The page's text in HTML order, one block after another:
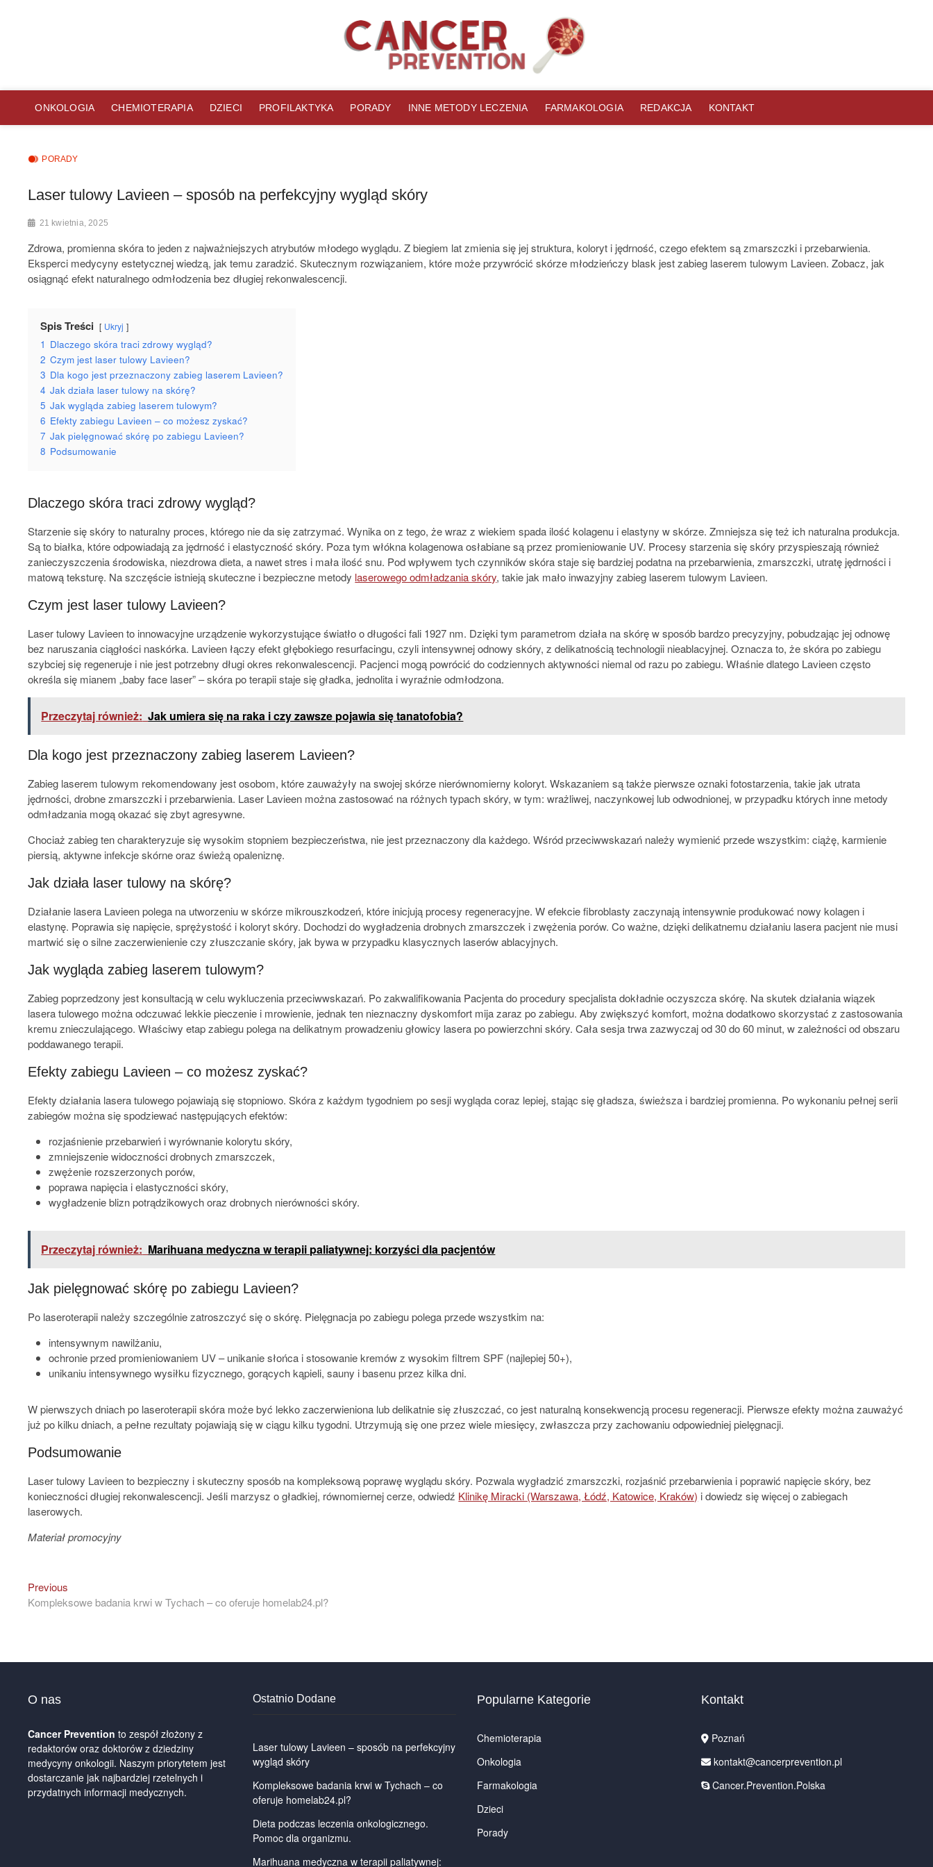
Cancer Prevention Polska
ONKOLOGIA CHEMIOTERAPIA DZIECI PROFILAKTYKA PORADY INNE METODY LECZENIA FARMAKOLOGIA REDAKCJA KONTAKT
PORADY
Laser tulowy Lavieen – sposób na perfekcyjny wygląd skóry
21 kwietnia, 2025
Zdrowa, promienna skóra to jeden z najważniejszych atrybutów młodego wyglądu. Z biegiem lat zmienia się jej struktura, koloryt i jędrność, czego efektem są zmarszczki i przebarwienia.
Eksperci medycyny estetycznej wiedzą, jak temu zaradzić. Skutecznym rozwiązaniem, które może przywrócić skórze młodzieńczy blask jest zabieg laserem tulowym Lavieen. Zobacz, jak
osiągnąć efekt naturalnego odmłodzenia bez długiej rekonwalescencji.
Spis Treści Ukryj
1 Dlaczego skóra traci zdrowy wygląd?
2 Czym jest laser tulowy Lavieen?
3 Dla kogo jest przeznaczony zabieg laserem Lavieen?
4 Jak działa laser tulowy na skórę?
5 Jak wygląda zabieg laserem tulowym?
6 Efekty zabiegu Lavieen – co możesz zyskać?
7 Jak pielęgnować skórę po zabiegu Lavieen?
8 Podsumowanie
Dlaczego skóra traci zdrowy wygląd?
Starzenie się skóry to naturalny proces, którego nie da się zatrzymać. Wynika on z tego, że wraz z wiekiem spada ilość kolagenu i elastyny w skórze. Zmniejsza się też ich naturalna produkcja.
Są to białka, które odpowiadają za jędrność i elastyczność skóry. Poza tym włókna kolagenowa osłabiane są przez promieniowanie UV. Procesy starzenia się skóry przyspieszają również
zanieczyszczenia środowiska, niezdrowa dieta, a nawet stres i mała ilość snu. Pod wpływem tych czynników skóra staje się bardziej podatna na przebarwienia, zmarszczki, utratę jędrności i
matową teksturę. Na szczęście istnieją skuteczne i bezpieczne metody laserowego odmładzania skóry, takie jak mało inwazyjny zabieg laserem tulowym Lavieen.
Czym jest laser tulowy Lavieen?
Laser tulowy Lavieen to innowacyjne urządzenie wykorzystujące światło o długości fali 1927 nm. Dzięki tym parametrom działa na skórę w sposób bardzo precyzyjny, pobudzając jej odnowę
bez naruszania ciągłości naskórka. Lavieen łączy efekt głębokiego resurfacingu, czyli intensywnej odnowy skóry, z delikatnością technologii nieablacyjnej. Oznacza to, że skóra po zabiegu
szybciej się regeneruje i nie jest potrzebny długi okres rekonwalescencji. Pacjenci mogą powrócić do codziennych aktywności niemal od razu po zabiegu. Właśnie dlatego Lavieen często
określa się mianem „baby face laser” – skóra po terapii staje się gładka, jednolita i wyraźnie odmłodzona.
Przeczytaj również: Jak umiera się na raka i czy zawsze pojawia się tanatofobia?
Dla kogo jest przeznaczony zabieg laserem Lavieen?
Zabieg laserem tulowym rekomendowany jest osobom, które zauważyły na swojej skórze nierównomierny koloryt. Wskazaniem są także pierwsze oznaki fotostarzenia, takie jak utrata
jędrności, drobne zmarszczki i przebarwienia. Laser Lavieen można zastosować na różnych typach skóry, w tym: wrażliwej, naczynkowej lub odwodnionej, w przypadku których inne metody
odmładzania mogą okazać się zbyt agresywne.
Chociaż zabieg ten charakteryzuje się wysokim stopniem bezpieczeństwa, nie jest przeznaczony dla każdego. Wśród przeciwwskazań należy wymienić przede wszystkim: ciążę, karmienie
piersią, aktywne infekcje skórne oraz świeżą opaleniznę.
Jak działa laser tulowy na skórę?
Działanie lasera Lavieen polega na utworzeniu w skórze mikrouszkodzeń, które inicjują procesy regeneracyjne. W efekcie fibroblasty zaczynają intensywnie produkować nowy kolagen i
elastynę. Poprawia się napięcie, sprężystość i koloryt skóry. Dochodzi do wygładzenia drobnych zmarszczek i zwężenia porów. Co ważne, dzięki delikatnemu działaniu lasera pacjent nie musi
martwić się o silne zaczerwienienie czy złuszczanie skóry, jak bywa w przypadku klasycznych laserów ablacyjnych.
Jak wygląda zabieg laserem tulowym?
Zabieg poprzedzony jest konsultacją w celu wykluczenia przeciwwskazań. Po zakwalifikowania Pacjenta do procedury specjalista dokładnie oczyszcza skórę. Na skutek działania wiązek
lasera tulowego można odczuwać lekkie pieczenie i mrowienie, jednak ten nieznaczny dyskomfort mija zaraz po zabiegu. Aby zwiększyć komfort, można dodatkowo skorzystać z zastosowania
kremu znieczulającego. Właściwy etap zabiegu polega na delikatnym prowadzeniu głowicy lasera po powierzchni skóry. Cała sesja trwa zazwyczaj od 30 do 60 minut, w zależności od obszaru
poddawanego terapii.
Efekty zabiegu Lavieen – co możesz zyskać?
Efekty działania lasera tulowego pojawiają się stopniowo. Skóra z każdym tygodniem po sesji wygląda coraz lepiej, stając się gładsza, świeższa i bardziej promienna. Po wykonaniu pełnej serii
zabiegów można się spodziewać następujących efektów:
rozjaśnienie przebarwień i wyrównanie kolorytu skóry,
zmniejszenie widoczności drobnych zmarszczek,
zwężenie rozszerzonych porów,
poprawa napięcia i elastyczności skóry,
wygładzenie blizn potrądzikowych oraz drobnych nierówności skóry.
Przeczytaj również: Marihuana medyczna w terapii paliatywnej: korzyści dla pacjentów
Jak pielęgnować skórę po zabiegu Lavieen?
Po laseroterapii należy szczególnie zatroszczyć się o skórę. Pielęgnacja po zabiegu polega przede wszystkim na:
intensywnym nawilżaniu,
ochronie przed promieniowaniem UV – unikanie słońca i stosowanie kremów z wysokim filtrem SPF (najlepiej 50+),
unikaniu intensywnego wysiłku fizycznego, gorących kąpieli, sauny i basenu przez kilka dni.
W pierwszych dniach po laseroterapii skóra może być lekko zaczerwieniona lub delikatnie się złuszczać, co jest naturalną konsekwencją procesu regeneracji. Pierwsze efekty można zauważyć
już po kilku dniach, a pełne rezultaty pojawiają się w ciągu kilku tygodni. Utrzymują się one przez wiele miesięcy, zwłaszcza przy zachowaniu odpowiedniej pielęgnacji.
Podsumowanie
Laser tulowy Lavieen to bezpieczny i skuteczny sposób na kompleksową poprawę wyglądu skóry. Pozwala wygładzić zmarszczki, rozjaśnić przebarwienia i poprawić napięcie skóry, bez
konieczności długiej rekonwalescencji. Jeśli marzysz o gładkiej, równomiernej cerze, odwiedź Klinikę Miracki (Warszawa, Łódź, Katowice, Kraków) i dowiedz się więcej o zabiegach
laserowych.
Materiał promocyjny
Nawigacja
wpisu
Previous
post:
Kompleksowe badania krwi w Tychach – co oferuje homelab24.pl?
O nas
Cancer Prevention to zespół złożony z
redaktorów oraz doktorów z dziedziny
medycyny onkologii. Naszym priorytetem jest
dostarczanie jak najbardziej rzetelnych i
przydatnych informacji medycznych.
Ostatnio Dodane
Laser tulowy Lavieen – sposób na perfekcyjny
wygląd skóry
Kompleksowe badania krwi w Tychach – co
oferuje homelab24.pl?
Dieta podczas leczenia onkologicznego.
Pomoc dla organizmu.
Marihuana medyczna w terapii paliatywnej:
Popularne Kategorie
Chemioterapia
Onkologia
Farmakologia
Dzieci
Porady
Kontakt
Poznań
kontakt@cancerprevention.pl
Cancer.Prevention.Polska